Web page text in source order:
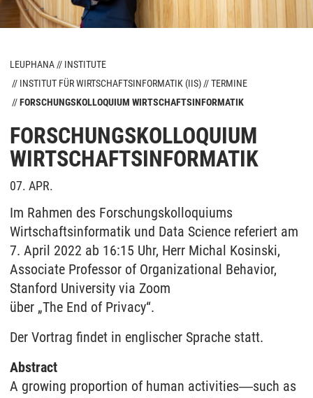
LEUPHANA
INSTITUTE
INSTITUT FÜR WIRTSCHAFTSINFORMATIK (IIS)
TERMINE
FORSCHUNGSKOLLOQUIUM WIRTSCHAFTSINFORMATIK
FORSCHUNGSKOLLOQUIUM
WIRTSCHAFTSINFORMATIK
07. APR.
Im Rahmen des Forschungskolloquiums
Wirtschaftsinformatik und Data Science referiert am
7. April 2022 ab 16:15 Uhr, Herr Michal Kosinski,
Associate Professor of Organizational Behavior,
Stanford University via Zoom
über „The End of Privacy“.
Der Vortrag findet in englischer Sprache statt.
Abstract
A growing proportion of human activities―such as